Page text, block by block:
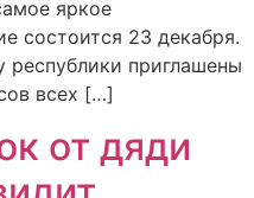
яркое
состоится 23 декабря.
республики приглашены
всех […]
от дяди